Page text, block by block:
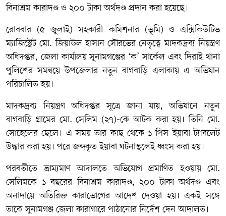
বিনাশ্রম কারাদণ্ড ও ২০০ টাকা অর্থদণ্ড প্রদান করা হয়েছে।
রোববার (৫ জুলাই) সহকারী কমিশনার (ভূমি) ও এক্সিকিউটিভ
ম্যাজিস্ট্রেট মো. জিয়াউল হাসান সৌরভের নেতৃত্বে মাদকদ্রব্য নিয়ন্ত্রণ
অধিদপ্তর, জেলা কার্যালয় সুনামগঞ্জের ‘ক’ সার্কেল এবং দিরাই থানা
পুলিশের সমন্বয়ে উপজেলার নতুন বাগবাড়ি এলাকায় এ অভিযান
পরিচালিত হয়।
মাদকদ্রব্য নিয়ন্ত্রণ অধিদপ্তর সূত্রে জানা যায়, অভিযানে নতুন
বাগবাড়ি গ্রামের মো. সেলিম (২৭)-কে আটক করা হয়। তিনি মো.
সোহেলের ছেলে। এ সময় তার কাছ থেকে ১ পিস ইয়াবা ট্যাবলেট
উদ্ধার করা হয়। পরে জব্দকৃত ইয়াবা ঘটনাস্থলেই ধ্বংস করা হয়।
পরবর্তীতে ভ্রাম্যমাণ আদালতে অভিযোগ প্রমাণিত হওয়ায় মো.
সেলিমকে ১ বছরের বিনাশ্রম কারাদণ্ড, ২০০ টাকা অর্থদণ্ড এবং
অনাদায়ে অতিরিক্ত কারাভোগের আদেশ দেওয়া হয়। একই সঙ্গে
তাকে সুনামগঞ্জ জেলা কারাগারে পাঠানোর নির্দেশ দেন আদালত।